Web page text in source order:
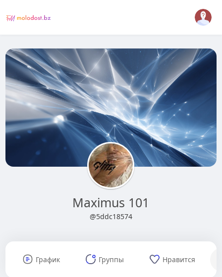
Maximus 101
@5ddc18574
График Группы Нравится